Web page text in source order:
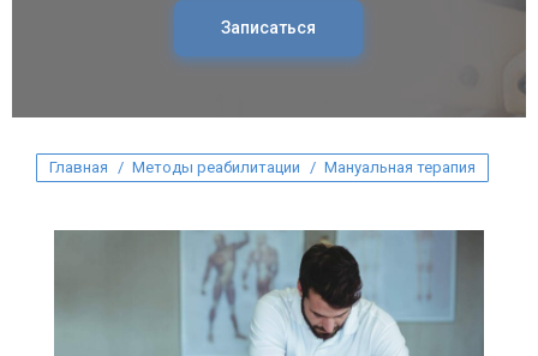
Записаться
Вы здесь:
Главная Методы реабилитации Мануальная терапия